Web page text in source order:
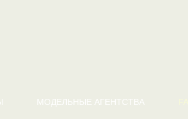
МОДЕЛЬНЫЕ АГЕНТСТВА